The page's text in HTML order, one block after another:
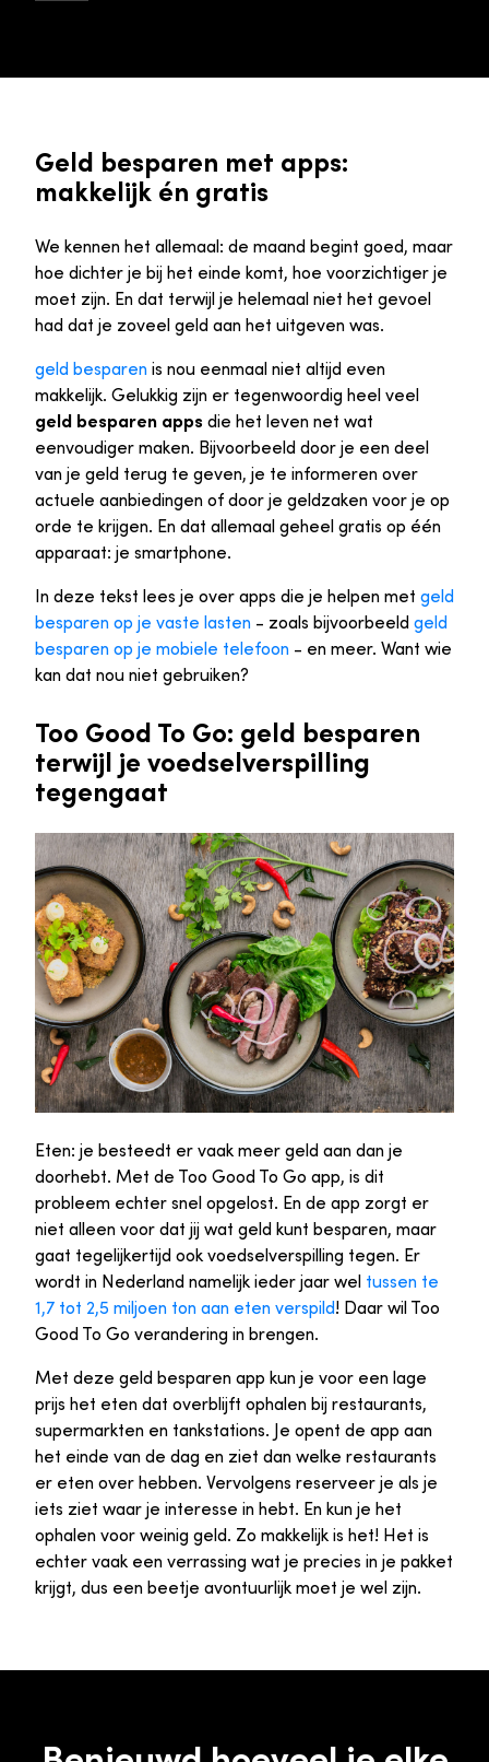
Geld besparen met apps:
makkelijk én gratis
We kennen het allemaal: de maand begint goed, maar
hoe dichter je bij het einde komt, hoe voorzichtiger je
moet zijn. En dat terwijl je helemaal niet het gevoel
had dat je zoveel geld aan het uitgeven was.
geld besparen is nou eenmaal niet altijd even
makkelijk. Gelukkig zijn er tegenwoordig heel veel
geld besparen apps die het leven net wat
eenvoudiger maken. Bijvoorbeeld door je een deel
van je geld terug te geven, je te informeren over
actuele aanbiedingen of door je geldzaken voor je op
orde te krijgen. En dat allemaal geheel gratis op één
apparaat: je smartphone.
In deze tekst lees je over apps die je helpen met geld
besparen op je vaste lasten - zoals bijvoorbeeld geld
besparen op je mobiele telefoon - en meer. Want wie
kan dat nou niet gebruiken?
Too Good To Go: geld besparen
terwijl je voedselverspilling
tegengaat
Eten: je besteedt er vaak meer geld aan dan je
doorhebt. Met de Too Good To Go app, is dit
probleem echter snel opgelost. En de app zorgt er
niet alleen voor dat jij wat geld kunt besparen, maar
gaat tegelijkertijd ook voedselverspilling tegen. Er
wordt in Nederland namelijk ieder jaar wel tussen te
1,7 tot 2,5 miljoen ton aan eten verspild! Daar wil Too
Good To Go verandering in brengen.
Met deze geld besparen app kun je voor een lage
prijs het eten dat overblijft ophalen bij restaurants,
supermarkten en tankstations. Je opent de app aan
het einde van de dag en ziet dan welke restaurants
er eten over hebben. Vervolgens reserveer je als je
iets ziet waar je interesse in hebt. En kun je het
ophalen voor weinig geld. Zo makkelijk is het! Het is
echter vaak een verrassing wat je precies in je pakket
krijgt, dus een beetje avontuurlijk moet je wel zijn.